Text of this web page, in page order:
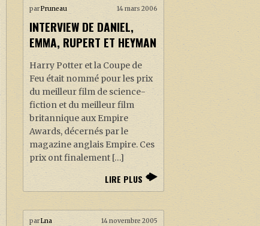
parPruneau 14 mars 2006
INTERVIEW DE DANIEL,
EMMA, RUPERT ET HEYMAN
Harry Potter et la Coupe de
Feu était nommé pour les prix
du meilleur film de science-
fiction et du meilleur film
britannique aux Empire
Awards, décernés par le
magazine anglais Empire. Ces
prix ont finalement […]
LIRE PLUS
parLna 14 novembre 2005